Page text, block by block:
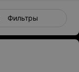
Фильтры